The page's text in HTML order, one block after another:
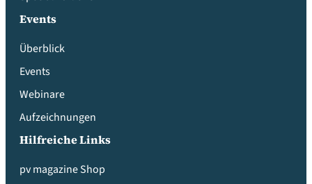
Events
Überblick
Events
Webinare
Aufzeichnungen
Hilfreiche Links
pv magazine Shop